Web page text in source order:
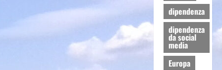
dipendenza
dipendenza
da social
media
Europa